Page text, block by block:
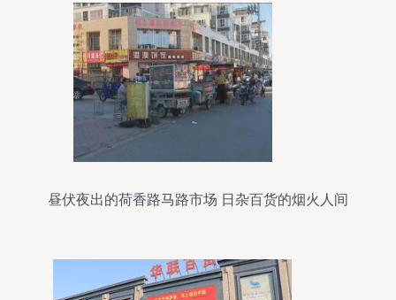
昼伏夜出的荷香路马路市场 日杂百货的烟火人间